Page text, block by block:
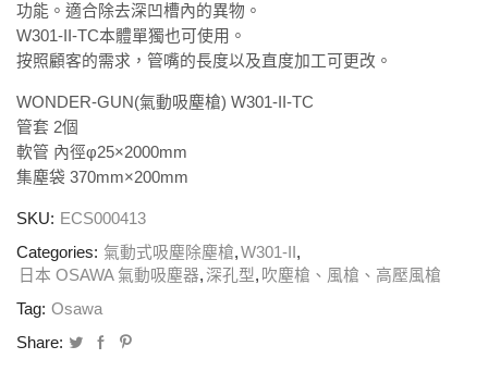
功能。 適合除去深凹槽內的異物。
W301-II-TC本體單獨也可使用。
按照顧客的需求，管嘴的長度以及直度加工可更改。
WONDER-GUN(氣動吸塵槍) W301-II-TC
管套 2個
軟管 內徑φ25×2000mm
集塵袋 370mm×200mm
SKU: ECS000413
Categories: 氣動式吸塵除塵槍,W301-II ,
日本 OSAWA 氣動吸塵器,深孔型, 吹塵槍、風槍、高壓風槍
Tag: Osawa
Share: